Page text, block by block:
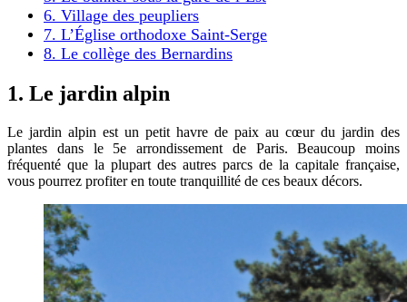
6. Village des peupliers
7. L’Église orthodoxe Saint-Serge
8. Le collège des Bernardins
1. Le jardin alpin
Le jardin alpin est un petit havre de paix au cœur du jardin des
plantes dans le 5e arrondissement de Paris. Beaucoup moins
fréquenté que la plupart des autres parcs de la capitale française,
vous pourrez profiter en toute tranquillité de ces beaux décors.